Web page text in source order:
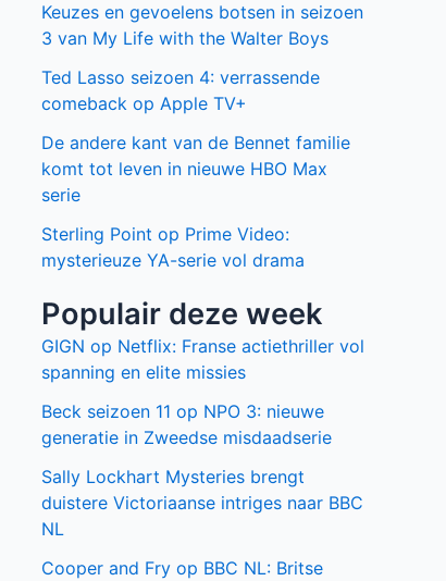
Keuzes en gevoelens botsen in seizoen
3 van My Life with the Walter Boys
Ted Lasso seizoen 4: verrassende
comeback op Apple TV+
De andere kant van de Bennet familie
komt tot leven in nieuwe HBO Max
serie
Sterling Point op Prime Video:
mysterieuze YA-serie vol drama
Populair deze week
GIGN op Netflix: Franse actiethriller vol
spanning en elite missies
Beck seizoen 11 op NPO 3: nieuwe
generatie in Zweedse misdaadserie
Sally Lockhart Mysteries brengt
duistere Victoriaanse intriges naar BBC
NL
Cooper and Fry op BBC NL: Britse